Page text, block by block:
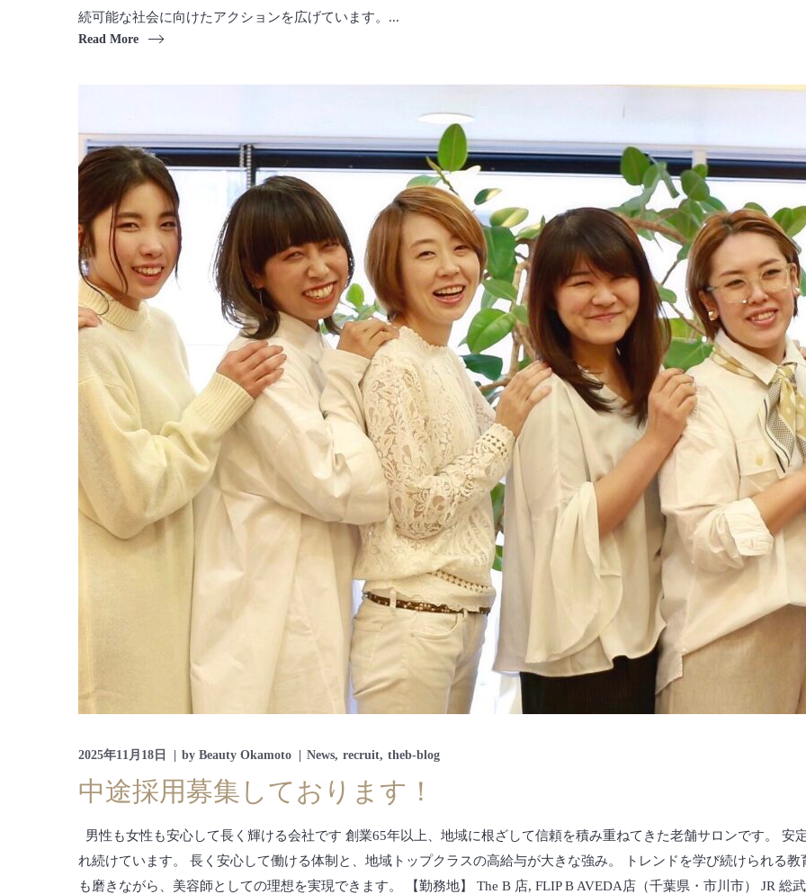
続可能な社会に向けたアクションを広げています。...
Read More
2025年11月18日 by Beauty Okamoto News recruit theb-blog
中途採用募集しております！
男性も女性も安心して長く輝ける会社です 創業65年以上、地域に根ざして信頼を積み重ねてきた老舗サロンです。 安
れ続けています。 長く安心して働ける体制と、地域トップクラスの高給与が大きな強み。 トレンドを学び続けられる
も磨きながら、美容師としての理想を実現できます。 【勤務地】 The B 店, FLIP B AVEDA店（千葉県・市川市） JR 総